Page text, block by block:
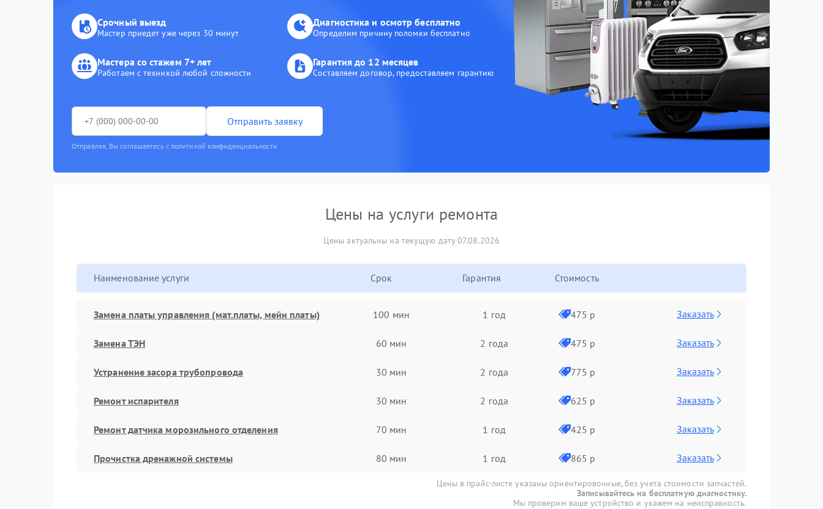
Срочный выезд
Мастер приедет уже через 30 минут
Диагностика и осмотр бесплатно
Определим причину поломки бесплатно
Мастера со стажем 7+ лет
Работаем с техникой любой сложности
Гарантия до 12 месяцев
Составляем договор, предоставляем гарантию
Отправить заявку
Отправляя, Вы соглашаетесь с политикой конфиденциальности
Цены на услуги ремонта
Цены актуальны на текущую дату 07.08.2026
Наименование услуги Срок Гарантия Стоимость
Замена платы управления (мат.платы, мейн платы) 100 мин 1 год 475 р Заказать
Замена ТЭН 60 мин 2 года 475 р Заказать
Устранение засора трубопровода 30 мин 2 года 775 р Заказать
Ремонт испарителя 30 мин 2 года 625 р Заказать
Ремонт датчика морозильного отделения 70 мин 1 год 425 р Заказать
Прочистка дренажной системы 80 мин 1 год 865 р Заказать
Цены в прайс-листе указаны ориентировочные, без учета стоимости запчастей.
Записывайтесь на бесплатную диагностику.
Мы проверим ваше устройство и укажем на неисправность.